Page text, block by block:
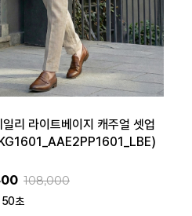
리 라이트베이지 캐주얼 셋업
108,000
50초